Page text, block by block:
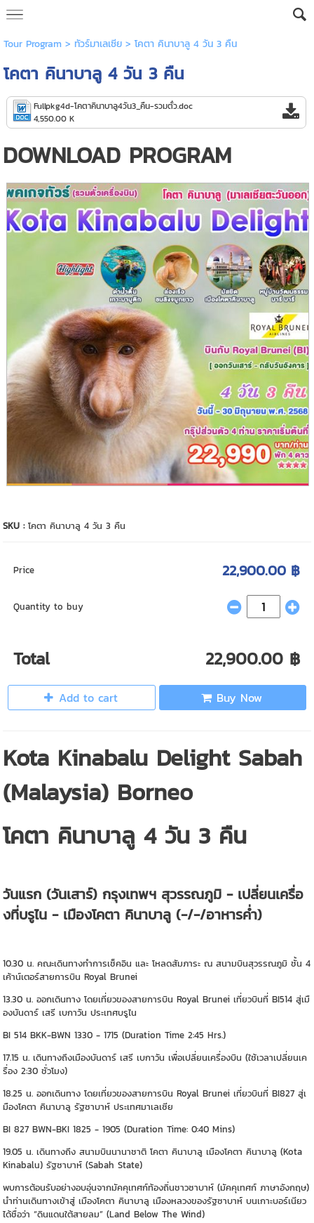
Tour Program> ทัวร์มาเลเซีย> โคตา คินาบาลู 4 วัน 3 คืน
โคตา คินาบาลู 4 วัน 3 คืน
Fullpkg4d-โคตาคินาบาลู4วัน3_คืน-รวมตั๋ว.doc
4,550.00 K
DOWNLOAD PROGRAM
SKU :โคตา คินาบาลู 4 วัน 3 คืน
Price 22,900.00 ฿
Quantity to buy
Total 22,900.00 ฿
Add to cart Buy Now
Kota Kinabalu Delight Sabah
(Malaysia) Borneo
โคตา คินาบาลู 4 วัน 3 คืน
วันแรก (วันเสาร์) กรุงเทพฯ สุวรรณภูมิ - เปลี่ยนเครื่อ
งที่บรูไน - เมืองโคตา คินาบาลู (-/-/อาหารค่ำ)
10.30 น. คณะเดินทางทำการเช็คอิน และ โหลดสัมภาระ ณ สนามบินสุวรรณภูมิ ชั้น 4
เค้าน์เตอร์สายการบิน Royal Brunei
13.30 น. ออกเดินทาง โดยเที่ยวของสายการบิน Royal Brunei เที่ยวบินที่ BI514 สู่เมื
องบันดาร์ เสรี เบกาวัน ประเทศบรูไน
BI 514 BKK-BWN 1330 - 1715 (Duration Time 2:45 Hrs.)
17.15 น. เดินทางถึงเมืองบันดาร์ เสรี เบกาวัน เพื่อเปลี่ยนเครื่องบิน (ใช้เวลาเปลี่ยนเค
รื่อง 2:30 ชั่วโมง)
18.25 น. ออกเดินทาง โดยเที่ยวของสายการบิน Royal Brunei เที่ยวบินที่ BI827 สู่เ
มืองโคตา คินาบาลู รัฐซาบาห์ ประเทศมาเลเซีย
BI 827 BWN-BKI 1825 - 1905 (Duration Time: 0:40 Mins)
19.05 น. เดินทางถึง สนามบินนานาชาติ โคตา คินาบาลู เมืองโคตา คินาบาลู (Kota
Kinabalu) รัฐซาบาห์ (Sabah State)
พบการต้อนรับอย่างอบอุ่นจากมัคคุเทศก์ท้องถิ่นชาวซาบาห์ (มัคคุเทศก์ ภาษาอังกฤษ)
นำท่านเดินทางเข้าสู่ เมืองโคตา คินาบาลู เมืองหลวงของรัฐซาบาห์ บนเกาะบอร์เนียว
ได้ชื่อว่า “ดินแดนใต้สายลม” (Land Below The Wind)